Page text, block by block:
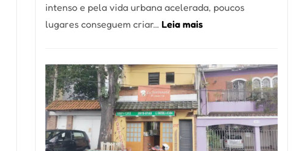
intenso e pela vida urbana acelerada, poucos
lugares conseguem criar… Leia mais:
Manga
Se
Tornou
Um
dos